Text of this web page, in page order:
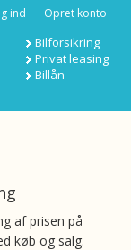
ind Opret konto
Bilforsikring
Privat leasing
Billån
af prisen på
køb og salg.